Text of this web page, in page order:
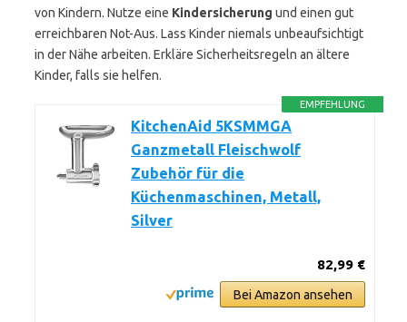
von Kindern. Nutze eine Kindersicherung und einen gut
erreichbaren Not-Aus. Lass Kinder niemals unbeaufsichtigt
in der Nähe arbeiten. Erkläre Sicherheitsregeln an ältere
Kinder, falls sie helfen.
EMPFEHLUNG
KitchenAid 5KSMMGA
Ganzmetall Fleischwolf
Zubehör für die
Küchenmaschinen, Metall,
Silver
82,99 €
Bei Amazon ansehen